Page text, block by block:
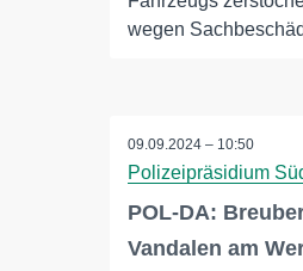
wegen
09.09.2024 – 10:50
Polizeipräsidium
POL-DA:
Vandalen am